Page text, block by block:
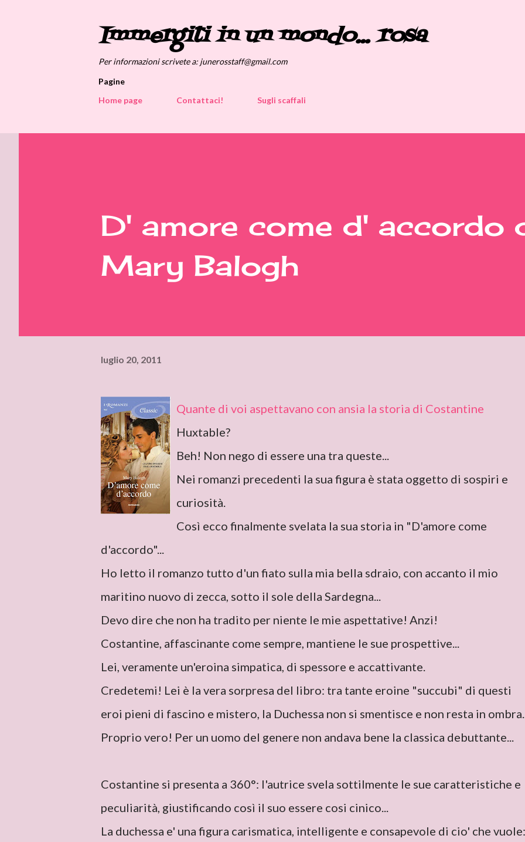
Immergiti in un mondo... rosa
Per informazioni scrivete a: junerosstaff@gmail.com
Pagine
Home page
Contattaci! Sugli scaffali
D' amore come d' accordo
Mary Balogh
luglio 20, 2011
Quante di voi aspettavano con ansia la storia di Costantine
Huxtable?
Beh! Non nego di essere una tra queste...
Nei romanzi precedenti la sua figura è stata oggetto di sospiri e
curiosità.
Così ecco finalmente svelata la sua storia in "D'amore come
d'accordo"...
Ho letto il romanzo tutto d'un fiato sulla mia bella sdraio, con accanto il mio
maritino nuovo di zecca, sotto il sole della Sardegna...
Devo dire che non ha tradito per niente le mie aspettative! Anzi!
Costantine, affascinante come sempre, mantiene le sue prospettive...
Lei, veramente un'eroina simpatica, di spessore e accattivante.
Credetemi! Lei è la vera sorpresa del libro: tra tante eroine "succubi" di questi
eroi pieni di fascino e mistero, la Duchessa non si smentisce e non resta in
Proprio vero! Per un uomo del genere non andava bene la classica debuttante...
Costantine si presenta a 360°: l'autrice svela sottilmente le sue caratteristiche e
peculiarità, giustificando così il suo essere cosi cinico...
La duchessa e' una figura carismatica, intelligente e consapevole di cio' che vuole: